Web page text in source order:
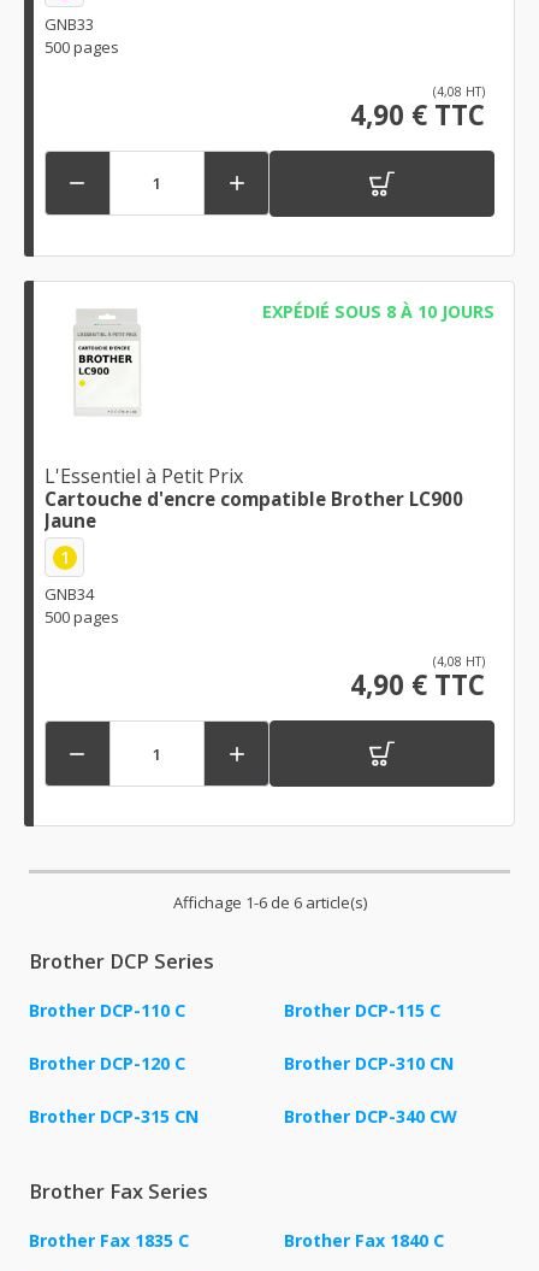
GNB33
500 pages
(4,08 HT)
4,90 € TTC
 
EXPÉDIÉ SOUS 8 À 10 JOURS
L'Essentiel à Petit Prix
Cartouche d'encre compatible Brother LC900
Jaune
1
GNB34
500 pages
(4,08 HT)
4,90 € TTC
 
Affichage 1-6 de 6 article(s)
Brother DCP Series
Brother DCP-110 C Brother DCP-115 C
Brother DCP-120 C Brother DCP-310 CN
Brother DCP-315 CN Brother DCP-340 CW
Brother Fax Series
Brother Fax 1835 C Brother Fax 1840 C